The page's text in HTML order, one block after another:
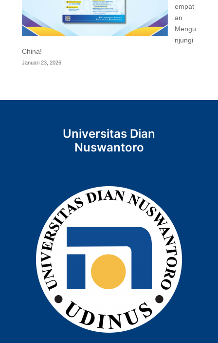
empat
an
Mengu
njungi
China!
Januari 23, 2026
Universitas Dian
Nuswantoro